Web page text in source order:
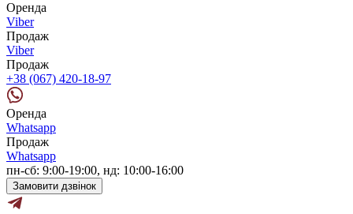
Оренда
Viber
Продаж
Viber
Продаж
+38 (067) 420-18-97
Оренда
Whatsapp
Продаж
Whatsapp
пн-сб: 9:00-19:00, нд: 10:00-16:00
Замовити дзвінок